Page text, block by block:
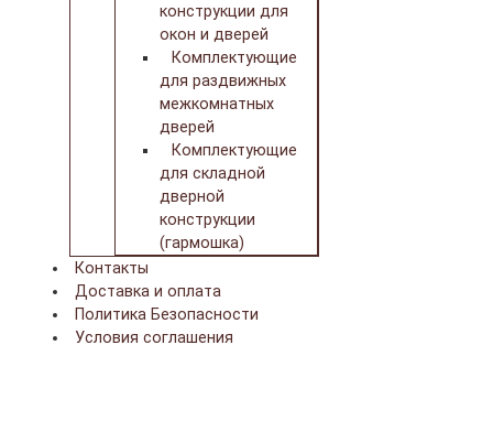
конструкции для
окон и дверей
Комплектующие
для раздвижных
межкомнатных
дверей
Комплектующие
для складной
дверной
конструкции
(гармошка)
Контакты
Доставка и оплата
Политика Безопасности
Условия соглашения